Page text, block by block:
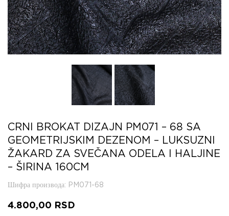
CRNI BROKAT DIZAJN PM071 – 68 SA
GEOMETRIJSKIM DEZENOM – LUKSUZNI
ŽAKARD ZA SVEČANA ODELA I HALJINE
– ŠIRINA 160CM
Шифра производа: PM071-68
4.800,00 RSD